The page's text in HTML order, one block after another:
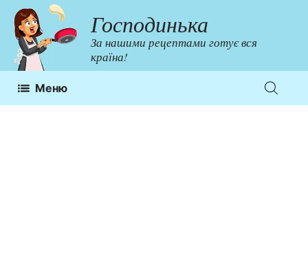
Перейти
до
контенту
Господинька
За нашими рецептами готує вся
країна!
Меню